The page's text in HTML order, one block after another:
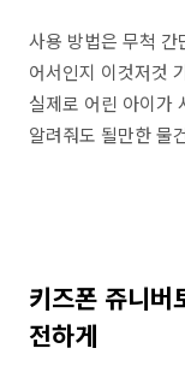
사용 방법은 무척 간
어서인지 이것저것
실제로 어린 아이가
알려줘도 될만한 물
키즈폰 쥬니버
전하게